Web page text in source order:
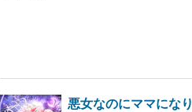
悪女なのにママにな